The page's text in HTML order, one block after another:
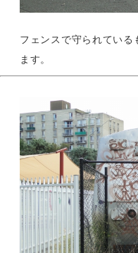
フェンスで守られてい
ます。